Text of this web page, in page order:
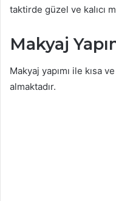
taktirde güzel ve kalıcı
Makyaj
Makyaj yapımı ile kısa
almaktadır.